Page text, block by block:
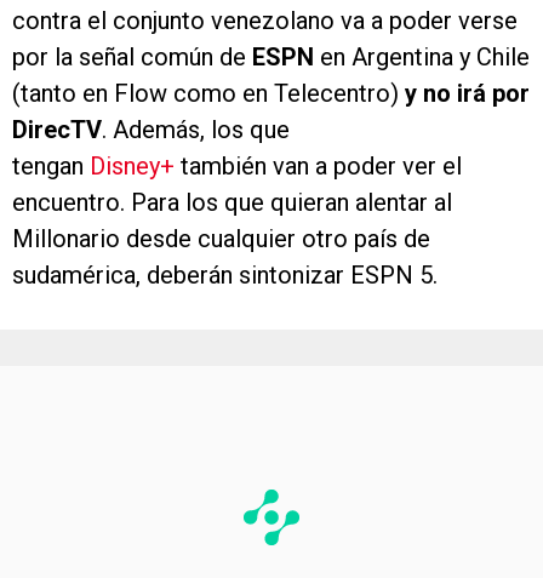
contra el conjunto venezolano va a poder verse
por la señal común de ESPN en Argentina y Chile
(tanto en Flow como en Telecentro) y no irá por
DirecTV. Además, los que
tengan Disney+ también van a poder ver el
encuentro. Para los que quieran alentar al
Millonario desde cualquier otro país de
sudamérica, deberán sintonizar ESPN 5.